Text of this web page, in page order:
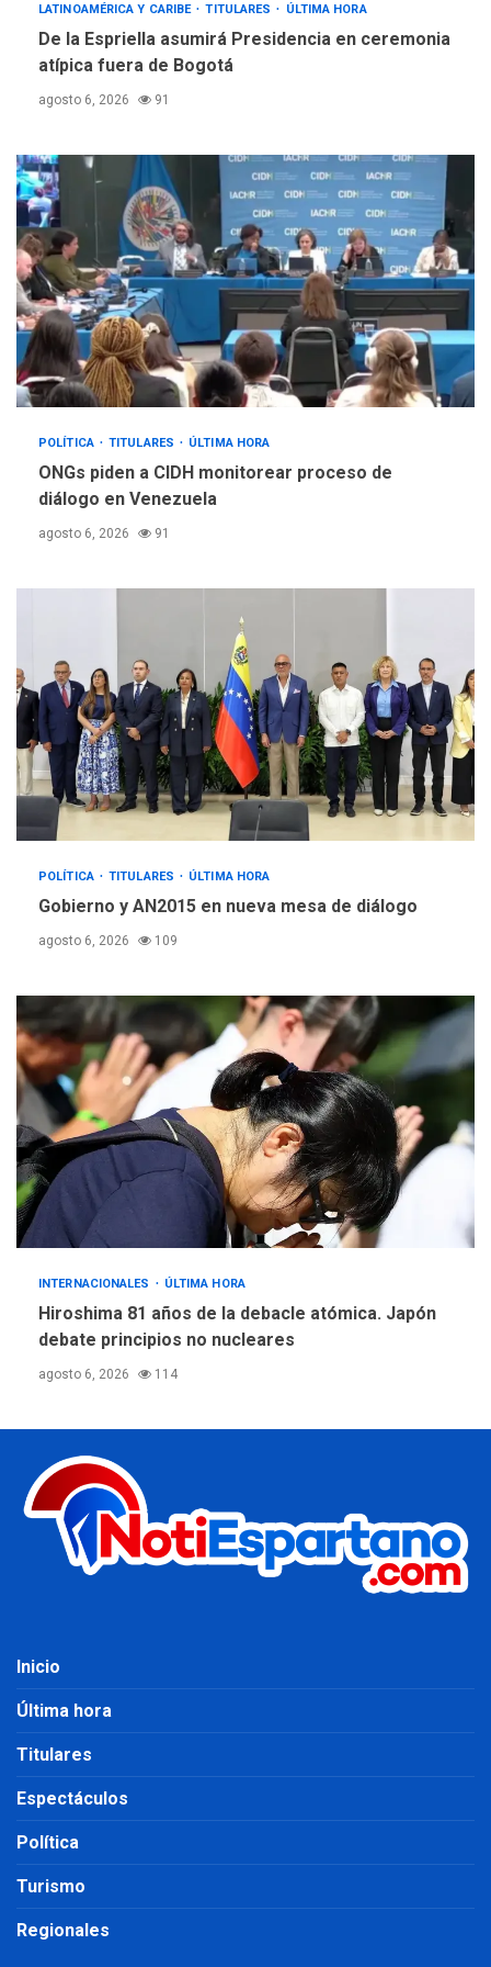
ÚLTIMA HORA
Trump vuelve intenta
nuevamente limitar
LATINOAMÉRICA Y CARIBE TITULARES ÚLTIMA HORA
De la Espriella asumirá Presidencia en ceremonia
atípica fuera de Bogotá
agosto 6, 2026 91
POLÍTICA TITULARES ÚLTIMA HORA
ONGs piden a CIDH monitorear proceso de
diálogo en Venezuela
agosto 6, 2026 91
POLÍTICA TITULARES ÚLTIMA HORA
Gobierno y AN2015 en nueva mesa de diálogo
agosto 6, 2026 109
INTERNACIONALES ÚLTIMA HORA
Hiroshima 81 años de la debacle atómica. Japón
debate principios no nucleares
agosto 6, 2026 114
Inicio
Última hora
Titulares
Espectáculos
Política
Turismo
Regionales